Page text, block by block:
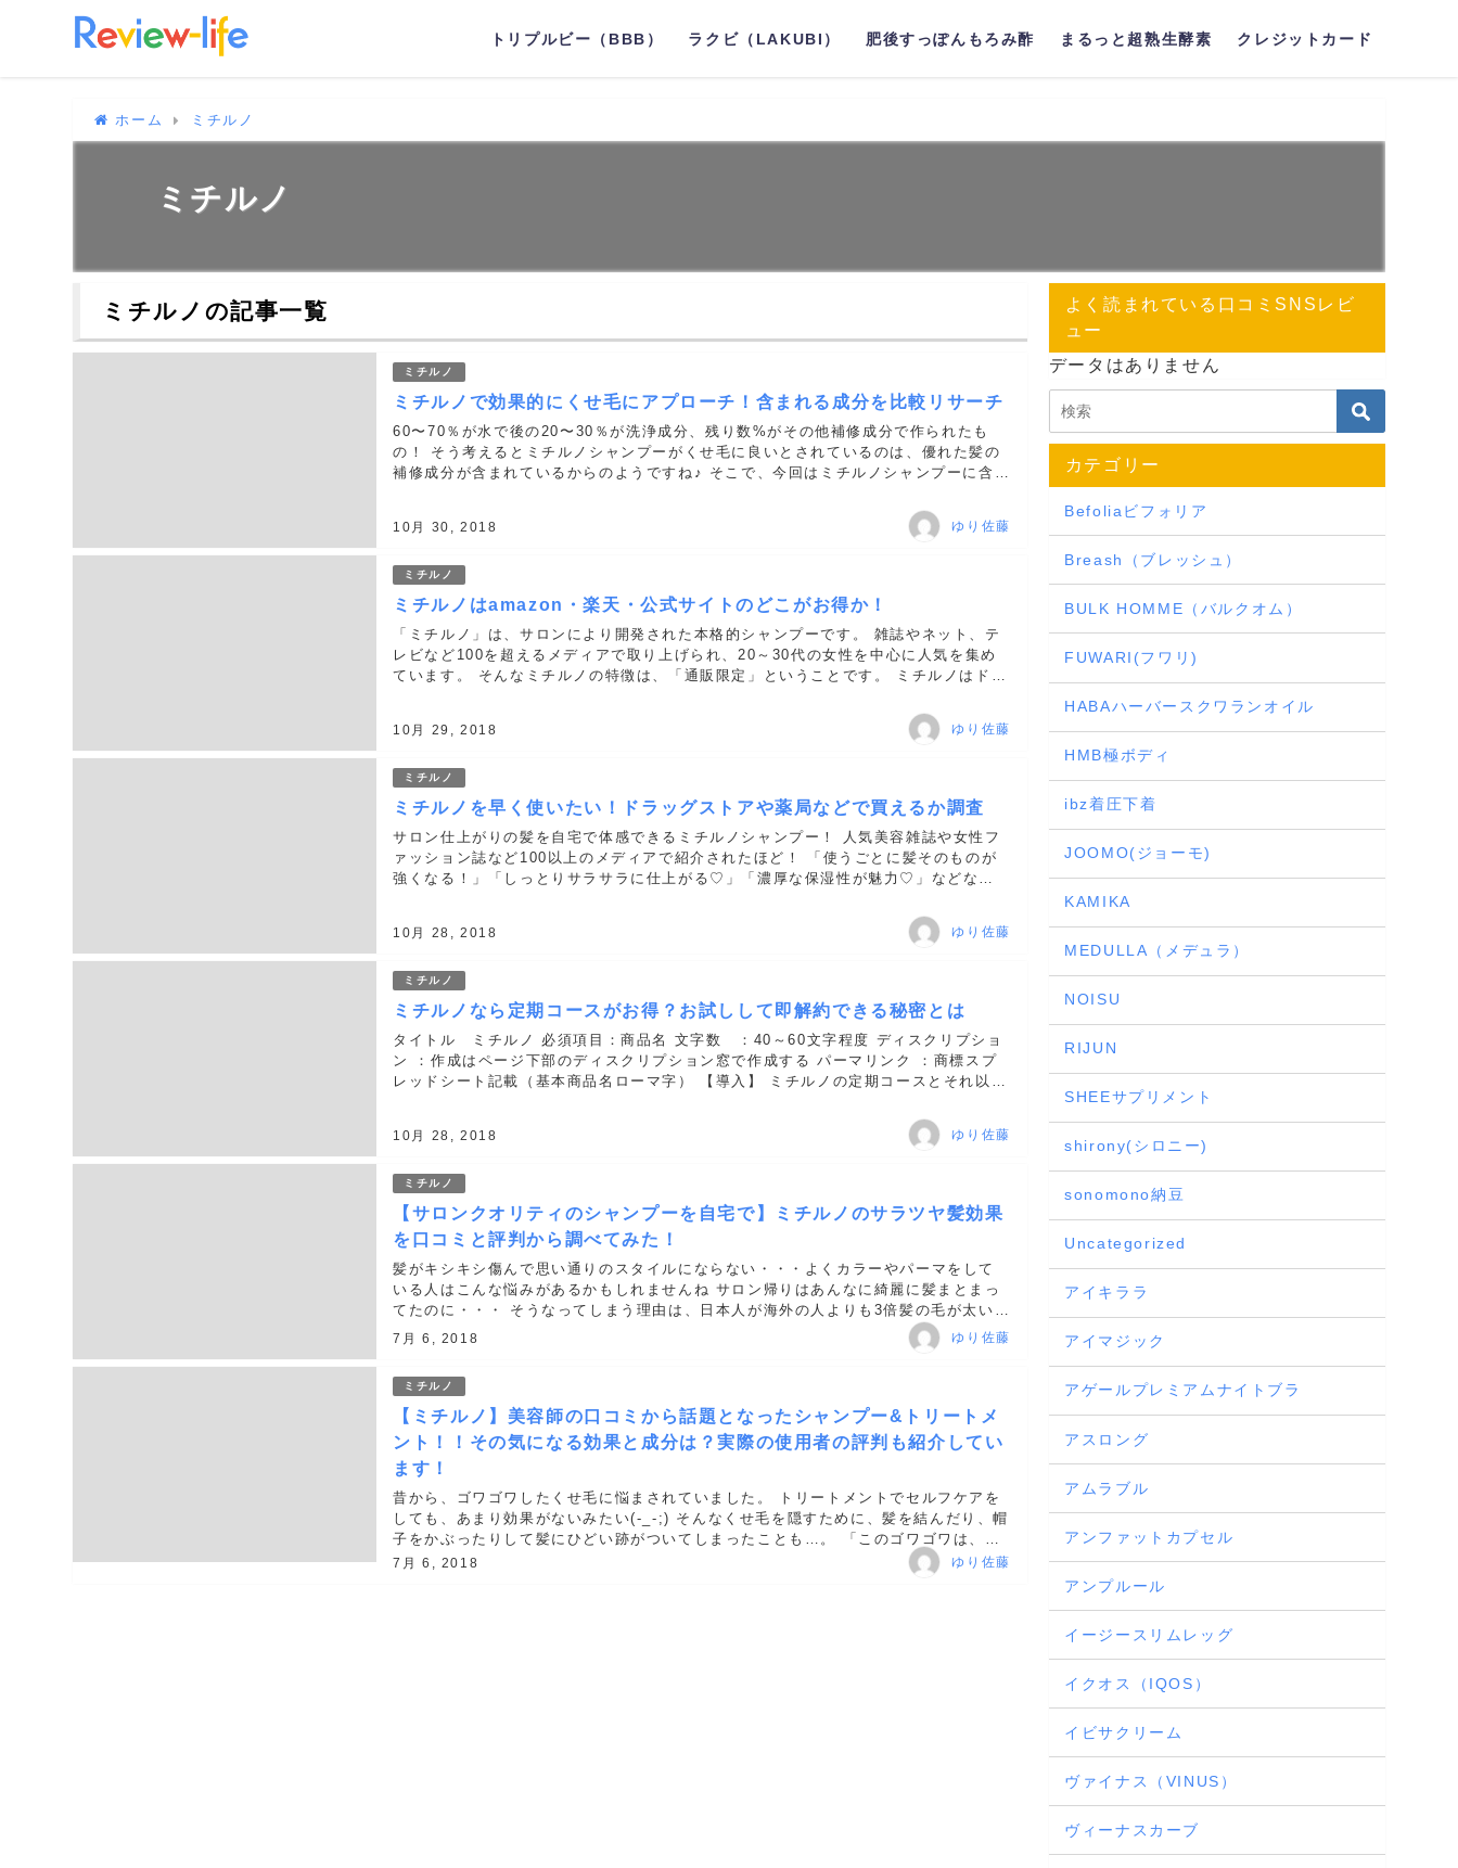
トリプルビー（BBB） ラクビ（LAKUBI） 肥後すっぽんもろみ酢 まるっと超熟生酵素 クレジットカード
ホーム ミチルノ
ミチルノ
ミチルノの記事一覧
ミチルノ
ミチルノで効果的にくせ毛にアプローチ！含まれる成分を比較リサーチ
10月 30, 2018
60〜70％が水で後の20〜30％が洗浄成分、残り数%がその他補修成分で作られたも
の！ そう考えるとミチルノシャンプーがくせ毛に良いとされているのは、優れた髪の
補修成分が含まれているからのようですね♪ そこで、今回はミチルノシャンプーに含ま
ゆり佐藤
ミチルノ
ミチルノはamazon・楽天・公式サイトのどこがお得か！
10月 29, 2018
「ミチルノ」は、サロンにより開発された本格的シャンプーです。 雑誌やネット、テ
レビなど100を超えるメディアで取り上げられ、20～30代の女性を中心に人気を集め
ています。 そんなミチルノの特徴は、「通販限定」ということです。 ミチルノはドラ
ゆり佐藤
ミチルノ
ミチルノを早く使いたい！ドラッグストアや薬局などで買えるか調査
10月 28, 2018
サロン仕上がりの髪を自宅で体感できるミチルノシャンプー！ 人気美容雑誌や女性フ
ァッション誌など100以上のメディアで紹介されたほど！ 「使うごとに髪そのものが
強くなる！」「しっとりサラサラに仕上がる♡」「濃厚な保湿性が魅力♡」などな
ゆり佐藤
ミチルノ
ミチルノなら定期コースがお得？お試しして即解約できる秘密とは
10月 28, 2018
タイトル ミチルノ 必須項目：商品名 文字数 ：40～60文字程度 ディスクリプショ
ン ：作成はページ下部のディスクリプション窓で作成する パーマリンク ：商標スプ
レッドシート記載（基本商品名ローマ字） 【導入】 ミチルノの定期コースとそれ以外
ゆり佐藤
ミチルノ
【サロンクオリティのシャンプーを自宅で】ミチルノのサラツヤ髪効果
を口コミと評判から調べてみた！
7月 6, 2018
髪がキシキシ傷んで思い通りのスタイルにならない・・・よくカラーやパーマをして
いる人はこんな悩みがあるかもしれませんね サロン帰りはあんなに綺麗に髪まとまっ
てたのに・・・ そうなってしまう理由は、日本人が海外の人よりも3倍髪の毛が太いか
らだと言われています。 同じ量でも太さが違えば、ボリュームの出方は変わって見え
ゆり佐藤
ミチルノ
【ミチルノ】美容師の口コミから話題となったシャンプー&トリートメ
ント！！その気になる効果と成分は？実際の使用者の評判も紹介してい
ます！
7月 6, 2018
昔から、ゴワゴワしたくせ毛に悩まされていました。 トリートメントでセルフケアを
しても、あまり効果がないみたい(-_-;) そんなくせ毛を隠すために、髪を結んだり、帽
子をかぶったりして髪にひどい跡がついてしまったことも…。 「このゴワゴワは、ど
うにもならないの！？」 なんて思っても、やっぱり諦めることができず…。 サイト...
ゆり佐藤
よく読まれている口コミSNSレビ
ュー
データはありません
カテゴリー
Befoliaビフォリア
Breash（ブレッシュ）
BULK HOMME（バルクオム）
FUWARI(フワリ)
HABAハーバースクワランオイル
HMB極ボディ
ibz着圧下着
JOOMO(ジョーモ)
KAMIKA
MEDULLA（メデュラ）
NOISU
RIJUN
SHEEサプリメント
shirony(シロニー)
sonomono納豆
Uncategorized
アイキララ
アイマジック
アゲールプレミアムナイトブラ
アスロング
アムラブル
アンファットカプセル
アンプルール
イージースリムレッグ
イクオス（IQOS）
イビサクリーム
ヴァイナス（VINUS）
ヴィーナスカーブ